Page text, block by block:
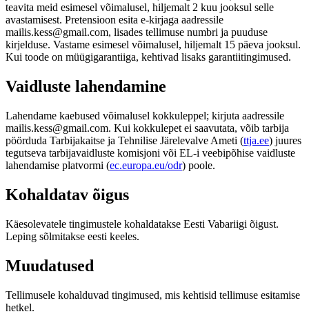
teavita meid esimesel võimalusel, hiljemalt 2 kuu jooksul selle
avastamisest. Pretensioon esita e-kirjaga aadressile
mailis.kess@gmail.com, lisades tellimuse numbri ja puuduse
kirjelduse. Vastame esimesel võimalusel, hiljemalt 15 päeva jooksul.
Kui toode on müügigarantiiga, kehtivad lisaks garantiitingimused.
Vaidluste lahendamine
Lahendame kaebused võimalusel kokkuleppel; kirjuta aadressile
mailis.kess@gmail.com. Kui kokkulepet ei saavutata, võib tarbija
pöörduda Tarbijakaitse ja Tehnilise Järelevalve Ameti (ttja.ee) juures
tegutseva tarbijavaidluste komisjoni või EL-i veebipõhise vaidluste
lahendamise platvormi (ec.europa.eu/odr) poole.
Kohaldatav õigus
Käesolevatele tingimustele kohaldatakse Eesti Vabariigi õigust.
Leping sõlmitakse eesti keeles.
Muudatused
Tellimusele kohalduvad tingimused, mis kehtisid tellimuse esitamise
hetkel.